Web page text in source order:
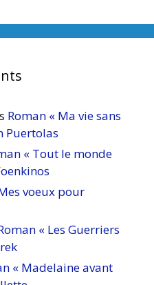
Roman « Ma vie sans
Puertolas
« Tout le monde
voeux pour
« Les Guerriers
« Madelaine avant